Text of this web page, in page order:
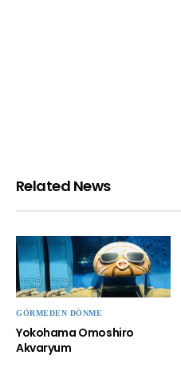
Related News
GÖRMEDEN DÖNME
Yokohama Omoshiro
Akvaryum